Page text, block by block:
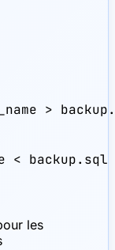
>
< backup.sql
les